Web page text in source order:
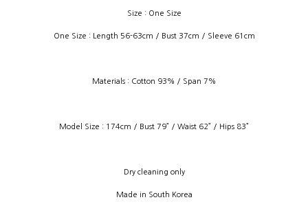
Size : One Size
One Size : Length 56-63cm / Bust 37cm / Sleeve 61cm
Materials : Cotton 93% / Span 7%
Model Size : 174cm / Bust 79” / Waist 62” / Hips 83”
Dry cleaning only
Made in South Korea